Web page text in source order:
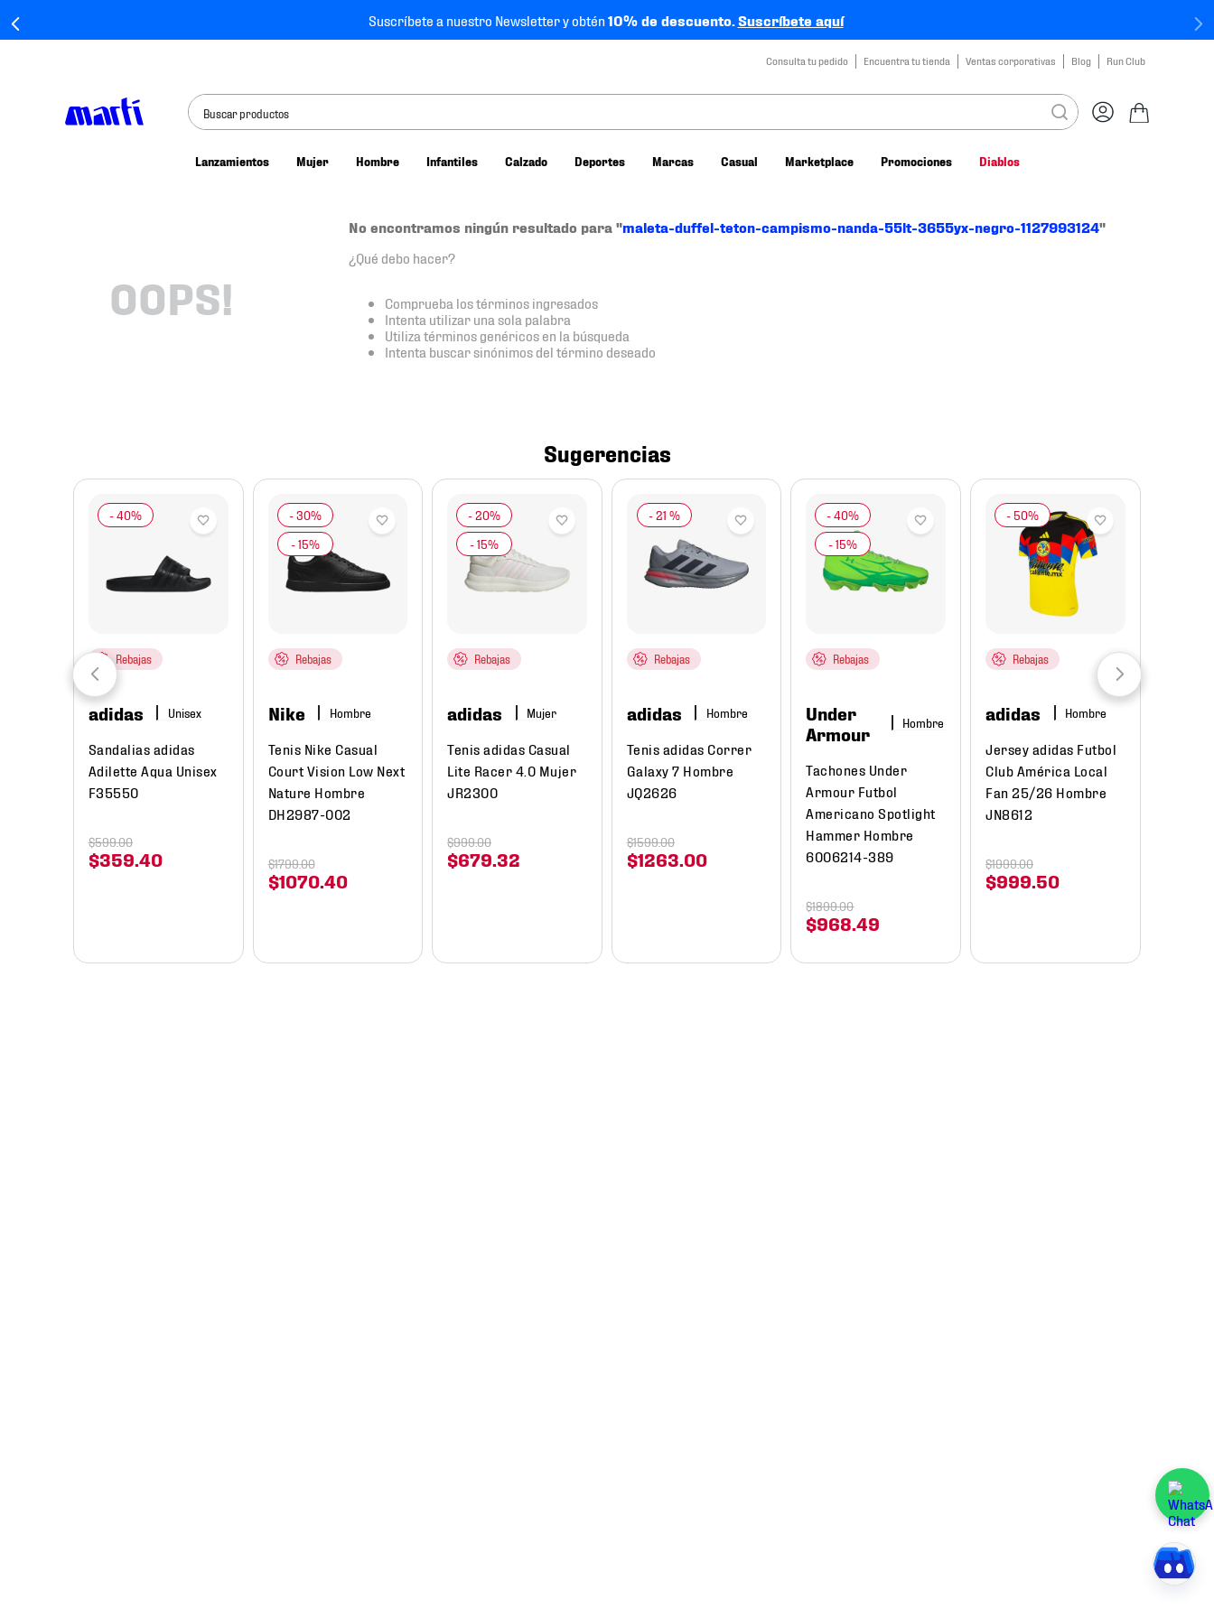
Suscríbete a nuestro Newsletter y obtén10% de descuento.Suscríbete aquí
Consulta tu pedido Encuentra tu tienda Ventas corporativas Blog Run Club
Buscar productos
Lanzamientos Mujer Hombre Infantiles Calzado Deportes Marcas Casual Marketplace Promociones Diablos
OOPS!
No encontramos ningún resultado para "maleta-duffel-teton-campismo-nanda-55lt-3655yx-negro-1127993124"
¿Qué debo hacer?
Comprueba los términos ingresados
Intenta utilizar una sola palabra
Utiliza términos genéricos en la búsqueda
Intenta buscar sinónimos del término deseado
Sugerencias
Rebajas
adidas
Sandalias adidas
Adilette Aqua Unisex
F35550
$359 40
$599.00
Rebajas
Nike Hombre
Tenis Nike Casual
Court Vision Low Next
Nature Hombre
DH2987-002
$1070. 40
$1799.00
Rebajas
adidas Mujer
Tenis adidas Casual
Lite Racer 4.0 Mujer
JR2300
$679 32
$999.00
-21 %
Rebajas
adidas Hombre
Tenis adidas Correr
Galaxy 7 Hombre
JQ2626
$1263 00
$1599.00
Rebajas
Under
Armour
Hombre
Tachones Under
Armour Futbol
Americano Spotlight
Hammer Hombre
6006214-389
$968 .49
$1899.00
Rebajas
adidas Hombre
Jersey adidas Futbol
Club América Local
Fan 25/26 Hombre
JN8612
$999 50
$1999.00
tenis nike